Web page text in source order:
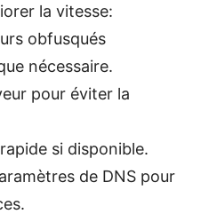
la vitesse:
obfusqués
nécessaire.
pour éviter la
si disponible.
de DNS pour